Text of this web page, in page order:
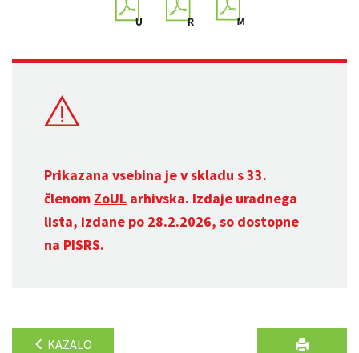
Prikazana vsebina je v skladu s 33.
členom ZoUL arhivska. Izdaje uradnega
lista, izdane po 28.2.2026, so dostopne
na PISRS.
KAZALO